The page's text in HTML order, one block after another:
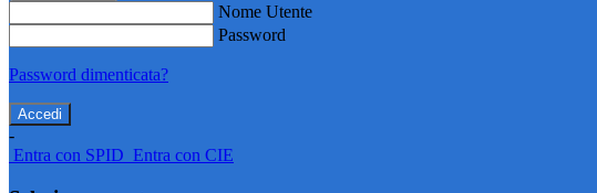
Nome Utente
Password
Password dimenticata?
-
Entra con SPID Entra con CIE